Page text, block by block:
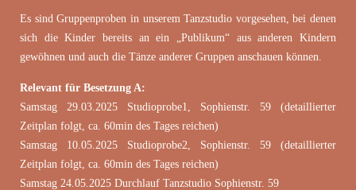
Es sind Gruppenproben in unserem Tanzstudio vorgesehen, bei denen
sich die Kinder bereits an ein „Publikum“ aus anderen Kindern
gewöhnen und auch die Tänze anderer Gruppen anschauen können.
Relevant für Besetzung A:
Samstag 29.03.2025 Studioprobe1, Sophienstr. 59 (detaillierter
Zeitplan folgt, ca. 60min des Tages reichen)
Samstag 10.05.2025 Studioprobe2, Sophienstr. 59 (detaillierter
Zeitplan folgt, ca. 60min des Tages reichen)
Samstag 24.05.2025 Durchlauf Tanzstudio Sophienstr. 59